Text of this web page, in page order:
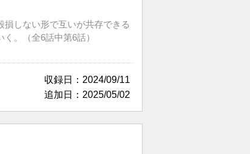
しない形で互いが共存できる
。（全6話中第6話）
収録日：2024/09/11
追加日：2025/05/02